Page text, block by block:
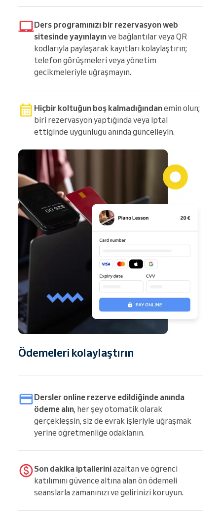
Ders programınızı bir rezervasyon web
sitesinde yayınlayınve bağlantılar veya QR
kodlarıyla paylaşarak kayıtları kolaylaştırın;
telefon görüşmeleri veya yönetim
gecikmeleriyle uğraşmayın.
Hiçbir koltuğun boş kalmadığındanemin olun;
biri rezervasyon yaptığında veya iptal
ettiğinde uygunluğu anında güncelleyin.
Ödemeleri kolaylaştırın
Dersler online rezerve edildiğinde anında
ödeme alın, her şey otomatik olarak
gerçekleşsin, siz de evrak işleriyle uğraşmak
yerine öğretmenliğe odaklanın.
Son dakika iptalleriniazaltan ve öğrenci
katılımını güvence altına alan ön ödemeli
seanslarla zamanınızı ve gelirinizi koruyun.